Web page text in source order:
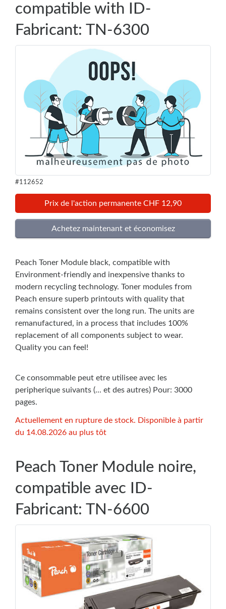
compatible with ID-
Fabricant: TN-6300
#112652
Prix de l'action permanente CHF 12,90
Peach Toner Module black, compatible with
Environment-friendly and inexpensive thanks to
modern recycling technology. Toner modules from
Peach ensure superb printouts with quality that
remains consistent over the long run. The units are
remanufactured, in a process that includes 100%
replacement of all components subject to wear.
Quality you can feel!
Ce consommable peut etre utilisee avec les
peripherique suivants (... et des autres) Pour: 3000
pages.
Actuellement en rupture de stock. Disponible à partir
du 14.08.2026 au plus tôt
Peach Toner Module noire,
compatible avec ID-
Fabricant: TN-6600